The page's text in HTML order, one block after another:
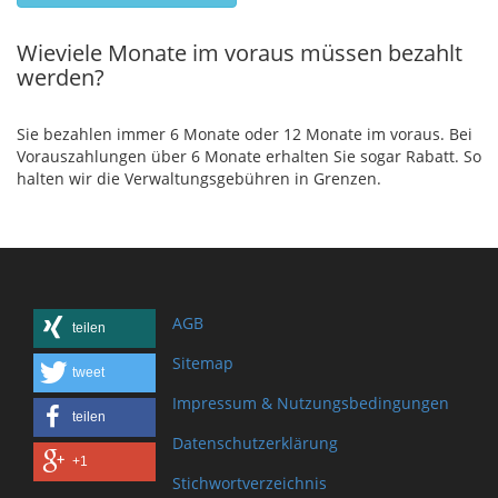
Wieviele Monate im voraus müssen bezahlt
werden?
Sie bezahlen immer 6 Monate oder 12 Monate im voraus. Bei
Vorauszahlungen über 6 Monate erhalten Sie sogar Rabatt. So
halten wir die Verwaltungsgebühren in Grenzen.
teilen
tweet
teilen
+1
AGB
Sitemap
Impressum & Nutzungsbedingungen
Datenschutzerklärung
Stichwortverzeichnis